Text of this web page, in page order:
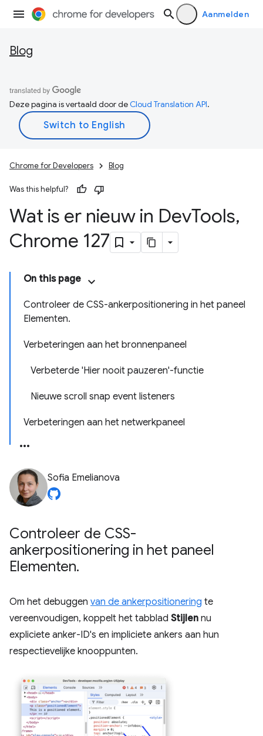
Aanmelden
Blog
Deze pagina is vertaald door deCloud Translation API.
Chrome for Developers Blog
Was this helpful?
Wat is er nieuw in DevTools,
Chrome 127
On this page
Controleer de CSS-ankerpositionering in het paneel
Elementen.
Verbeteringen aan het bronnenpaneel
Verbeterde 'Hier nooit pauzeren'-functie
Nieuwe scroll snap event listeners
Verbeteringen aan het netwerkpaneel
Sofia Emelianova
Controleer de CSS-
ankerpositionering in het paneel
Elementen.
Om het debuggen van de ankerpositionering te
vereenvoudigen, koppelt het tabblad Stijlen nu
expliciete anker-ID's en impliciete ankers aan hun
respectievelijke knooppunten.